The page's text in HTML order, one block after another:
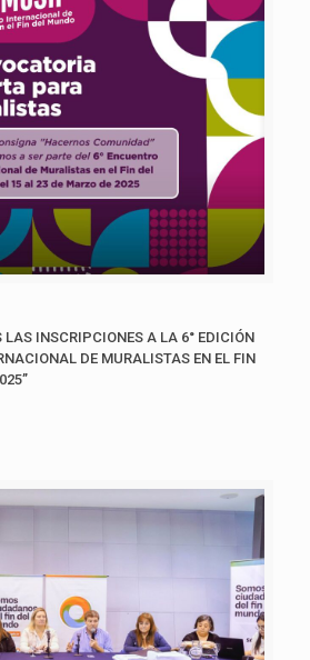
INSCRIPCIONES A LA 6° EDICIÓN
DE MURALISTAS EN EL FIN